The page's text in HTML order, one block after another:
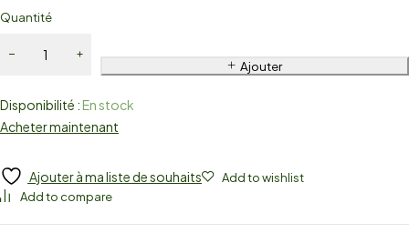
Quantité
Ajouter
Disponibilité :En stock
Acheter maintenant
Ajouter à ma liste de souhaits
Add to wishlist
Add to compare